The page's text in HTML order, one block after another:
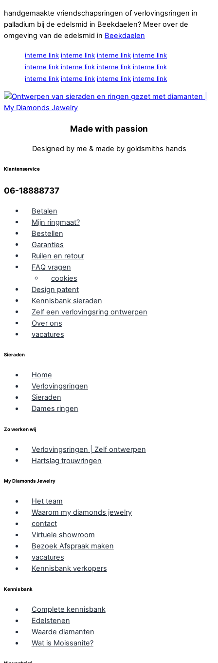
handgemaakte vriendschapsringen of verlovingsringen in
palladium bij de edelsmid in Beekdaelen? Meer over de
omgeving van de edelsmid in Beekdaelen
interne link interne link interne link interne link
interne link interne link interne link interne link
interne link interne link interne link interne link
Made with passion
Designed by me & made by goldsmiths hands
Klantenservice
06-18888737
Betalen
Mijn ringmaat?
Bestellen
Garanties
Ruilen en retour
FAQ vragen
cookies
Design patent
Kennisbank sieraden
Zelf een verlovingsring ontwerpen
Over ons
vacatures
Sieraden
Home
Verlovingsringen
Sieraden
Dames ringen
Zo werken wij
Verlovingsringen | Zelf ontwerpen
Hartslag trouwringen
My Diamonds Jewelry
Het team
Waarom my diamonds jewelry
contact
Virtuele showroom
Bezoek Afspraak maken
vacatures
Kennisbank verkopers
Kennis bank
Complete kennisbank
Edelstenen
Waarde diamanten
Wat is Moissanite?